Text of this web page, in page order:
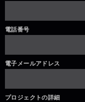
電話番号
電子メールアドレス
プロジェクトの詳細